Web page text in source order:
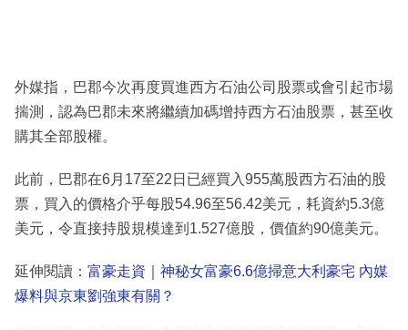
外媒指，巴郡今次再度買進西方石油公司股票或會引起市場
揣測，認為巴郡未來將繼續加碼增持西方石油股票，甚至收
購其全部股權。
此前，巴郡在6月17至22日已經買入955萬股西方石油的股
票，買入的價格介乎每股54.96至56.42美元，耗資約5.3億
美元，令直接持股規模達到1.527億股，價值約90億美元。
延伸閱讀： 富豪走資｜神秘女富豪6.6億掃意大利豪宅 內媒
爆料與京東劉強東有關？